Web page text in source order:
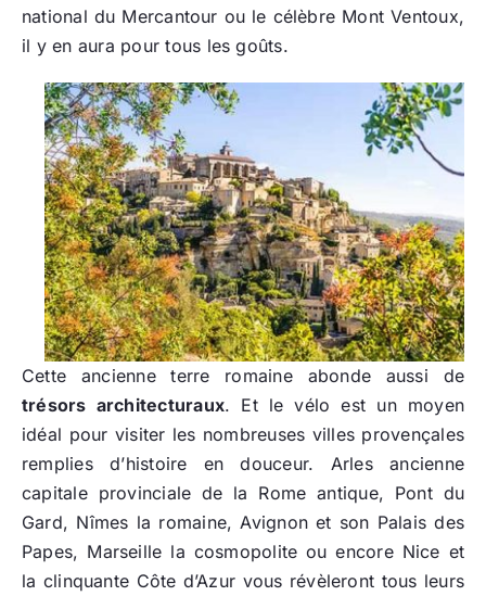
national du Mercantour ou le célèbre Mont Ventoux,
il y en aura pour tous les goûts.
Cette ancienne terre romaine abonde aussi de
trésors architecturaux. Et le vélo est un moyen
idéal pour visiter les nombreuses villes provençales
remplies d’histoire en douceur. Arles ancienne
capitale provinciale de la Rome antique, Pont du
Gard, Nîmes la romaine, Avignon et son Palais des
Papes, Marseille la cosmopolite ou encore Nice et
la clinquante Côte d’Azur vous révèleront tous leurs